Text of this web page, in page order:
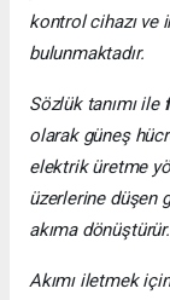
kontrol cihazı ve
bulunmaktadır.
Sözlük tanımı ile
olarak güneş
elektrik üretme
üzerlerine düşen
akıma dönüştürür.
Akımı iletmek